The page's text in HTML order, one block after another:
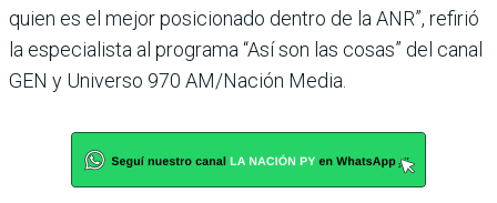
quien es el mejor posicionado dentro de la ANR”, refirió
la especia­lista al programa “Así son las cosas” del canal
GEN y Uni­verso 970 AM/Nación Media.